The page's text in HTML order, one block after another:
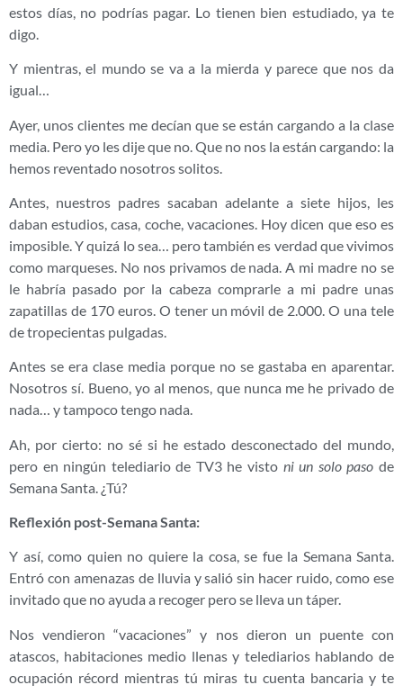
estos días, no podrías pagar. Lo tienen bien estudiado, ya te
digo.
Y mientras, el mundo se va a la mierda y parece que nos da
igual…
Ayer, unos clientes me decían que se están cargando a la clase
media. Pero yo les dije que no. Que no nos la están cargando: la
hemos reventado nosotros solitos.
Antes, nuestros padres sacaban adelante a siete hijos, les
daban estudios, casa, coche, vacaciones. Hoy dicen que eso es
imposible. Y quizá lo sea… pero también es verdad que vivimos
como marqueses. No nos privamos de nada. A mi madre no se
le habría pasado por la cabeza comprarle a mi padre unas
zapatillas de 170 euros. O tener un móvil de 2.000. O una tele
de tropecientas pulgadas.
Antes se era clase media porque no se gastaba en aparentar.
Nosotros sí. Bueno, yo al menos, que nunca me he privado de
nada… y tampoco tengo nada.
Ah, por cierto: no sé si he estado desconectado del mundo,
pero en ningún telediario de TV3 he visto ni un solo paso de
Semana Santa. ¿Tú?
Reflexión post-Semana Santa:
Y así, como quien no quiere la cosa, se fue la Semana Santa.
Entró con amenazas de lluvia y salió sin hacer ruido, como ese
invitado que no ayuda a recoger pero se lleva un táper.
Nos vendieron “vacaciones” y nos dieron un puente con
atascos, habitaciones medio llenas y telediarios hablando de
ocupación récord mientras tú miras tu cuenta bancaria y te